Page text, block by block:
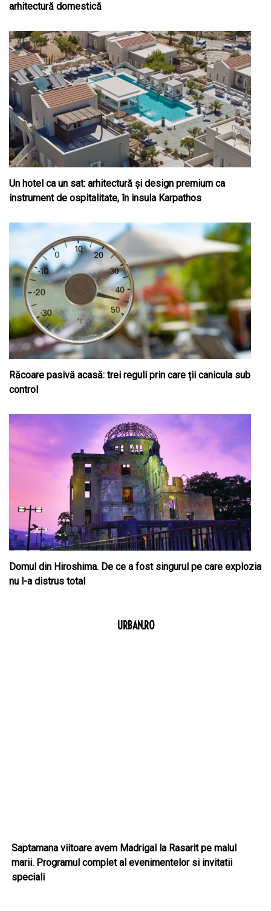
arhitectură domestică
Un hotel ca un sat: arhitectură și design premium ca
instrument de ospitalitate, în insula Karpathos
Răcoare pasivă acasă: trei reguli prin care ții canicula sub
control
Domul din Hiroshima. De ce a fost singurul pe care explozia
nu l-a distrus total
URBAN.RO
Saptamana viitoare avem Madrigal la Rasarit pe malul
marii. Programul complet al evenimentelor si invitatii
speciali